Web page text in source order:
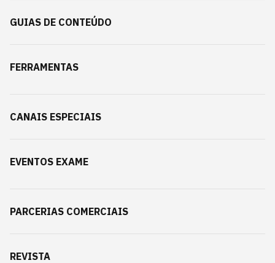
GUIAS DE CONTEÚDO
FERRAMENTAS
CANAIS ESPECIAIS
EVENTOS EXAME
PARCERIAS COMERCIAIS
REVISTA